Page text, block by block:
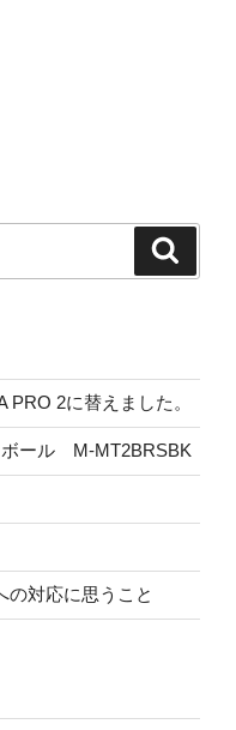
2に替えました。
ボール M-MT2BRSBK
の対応に思うこと